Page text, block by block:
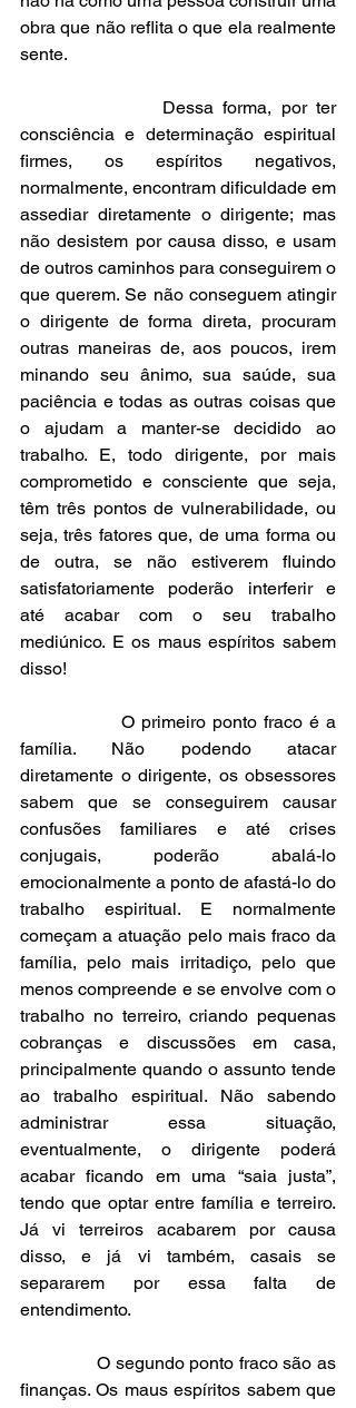
obra que não reflita o que ela realmente
sente.
consciência e determinação espiritual
firmes, os espíritos negativos,
normalmente, encontram dificuldade em
assediar diretamente o dirigente; mas
não desistem por causa disso, e usam
de outros caminhos para conseguirem o
que querem. Se não conseguem atingir
o dirigente de forma direta, procuram
outras maneiras de, aos poucos, irem
minando seu ânimo, sua saúde, sua
paciência e todas as outras coisas que
o ajudam a manter-se decidido ao
trabalho. E, todo dirigente, por mais
comprometido e consciente que seja,
têm três pontos de vulnerabilidade, ou
seja, três fatores que, de uma forma ou
de outra, se não estiverem fluindo
satisfatoriamente poderão interferir e
até acabar com o seu trabalho
mediúnico. E os maus espíritos sabem
disso!
família. Não podendo atacar
diretamente o dirigente, os obsessores
sabem que se conseguirem causar
confusões familiares e até crises
conjugais, poderão abalá-lo
emocionalmente a ponto de afastá-lo do
trabalho espiritual. E normalmente
começam a atuação pelo mais fraco da
família, pelo mais irritadiço, pelo que
menos compreende e se envolve com o
trabalho no terreiro, criando pequenas
cobranças e discussões em casa,
principalmente quando o assunto tende
ao trabalho espiritual. Não sabendo
administrar essa situação,
eventualmente, o dirigente poderá
acabar ficando em uma “saia justa”,
tendo que optar entre família e terreiro.
Já vi terreiros acabarem por causa
disso, e já vi também, casais se
separarem por essa falta de
entendimento.
finanças. Os maus espíritos sabem que